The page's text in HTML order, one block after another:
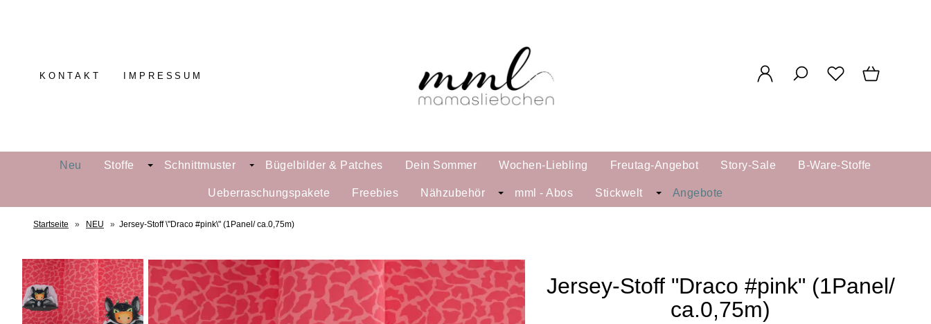
KONTAKT IMPRESSUM
Neu Stoffe Schnittmuster Bügelbilder & Patches Dein Sommer Wochen-Liebling Freutag-Angebot Story-Sale B-Ware-Stoffe
Ueberraschungspakete Freebies Nähzubehör mml - Abos Stickwelt Angebote
Startseite » NEU » Jersey-Stoff \"Draco #pink\" (1Panel/ ca.0,75m)
Jersey-Stoff "Draco #pink" (1Panel/
ca.0,75m)